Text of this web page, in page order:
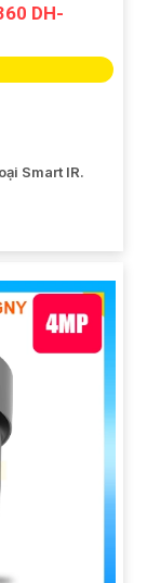
DH-
Smart IR.